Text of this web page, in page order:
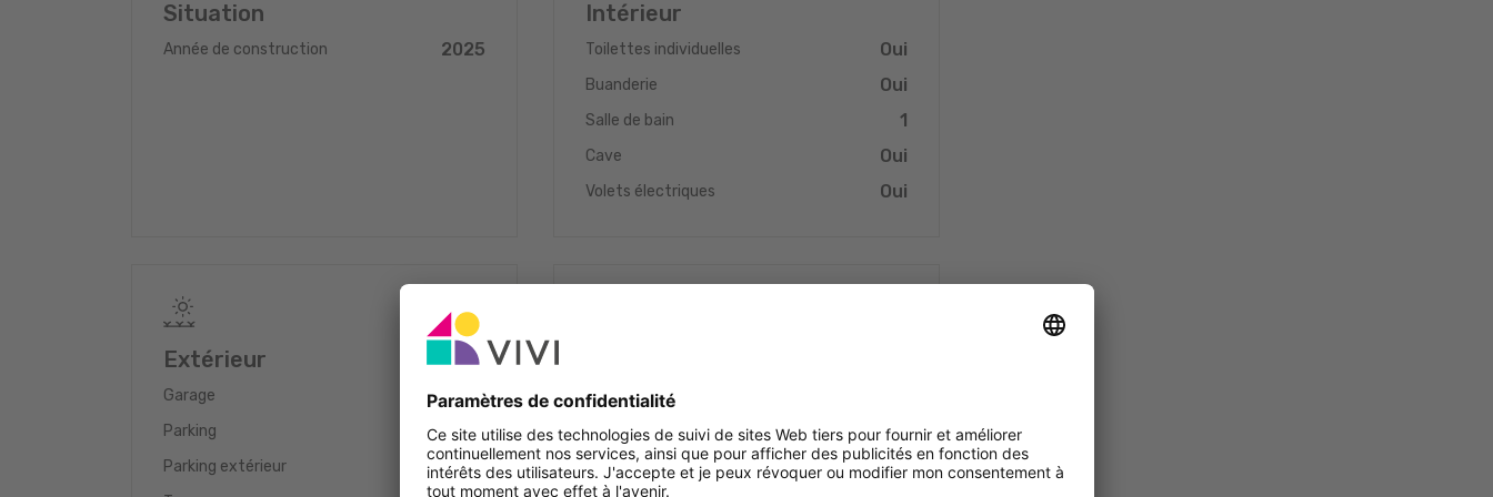
Situation
Année de construction 2025
Intérieur
Toilettes individuelles Oui
Buanderie Oui
Salle de bain 1
Cave Oui
Volets électriques Oui
Extérieur
Garage 1
Parking 1
Parking extérieur 1
Triple vitrage
Chauffage au sol Oui
Pompe à chaleur Oui